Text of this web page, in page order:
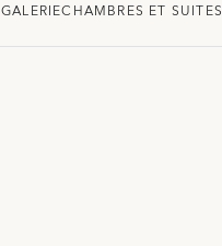
GALERIECHAMBRES ET SUITES